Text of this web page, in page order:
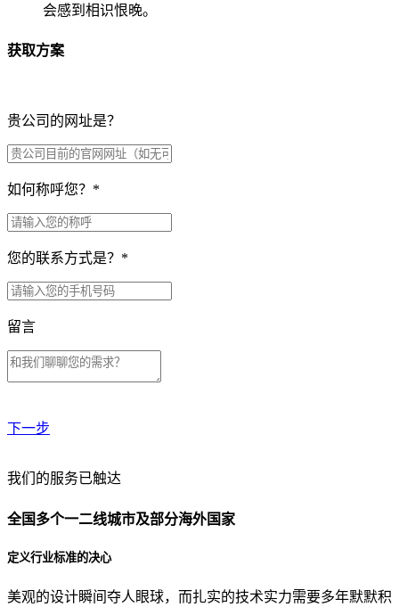
会感到相识恨晚。
获取方案
贵公司的网址是？
如何称呼您？ *
您的联系方式是？ *
留言
下一步
贵公司预算范围是？
贵公司的团队规模是？
我们的服务已触达
全国多个一二线城市及部分海外国家
定义行业标准的决心
美观的设计瞬间夺人眼球，而扎实的技术实力需要多年默默积